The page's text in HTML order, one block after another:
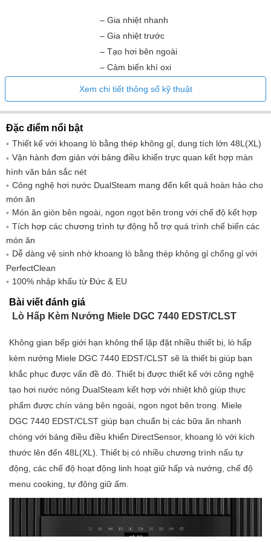
– Gia nhiệt nhanh
– Gia nhiệt trước
– Tạo hơi bên ngoài
– Cảm biến khí oxi
– Chuẩn bị bữa ăn với "Mix & Match"
điều điều chỉnh cá nhân
– Giữ ấm
Chế độ hoạt động
– Rã đông
– Các chương trình tự động dành riêng
– Nấu ăn kết hợp
– Nấu ăn kết hợp với nhiệt thông thường
– Nấu bằng hơi nước
– Nấu chậm Sous-vide
– Hâm nóng
– Rang với độ ẩm
– Chế độ hoạt động nướng
– Nướng
– Nướng tiết kiệm
– Chế độ không khí nóng Fan+
– Nướng chuyên sâu
– Chế độ làm bánh
– Nhiệt ở mặt dưới
Xem chi tiết thông số kỹ thuật
Đặc điểm nổi bật
Thiết kế với khoang lò bằng thép không gỉ, dung tích lớn 48L(XL)
Vận hành đơn giản với bảng điều khiển trực quan kết hợp màn
hình văn bản sắc nét
Công nghệ hơi nước DualSteam mang đến kết quả hoàn hảo cho
món ăn
Món ăn giòn bên ngoài, ngon ngọt bên trong với chế độ kết hợp
Tích hợp các chương trình tự động hỗ trợ quá trình chế biến các
món ăn
Dễ dàng vệ sinh nhờ khoang lò bằng thép không gỉ chống gỉ với
PerfectClean
100% nhập khẩu từ Đức & EU
Bài viết đánh giá
Lò Hấp Kèm Nướng Miele DGC 7440 EDST/CLST
Không gian bếp giới hạn không thể lặp đặt nhiều thiết bị, lò hấp
kèm nướng Miele DGC 7440 EDST/CLST sẽ là thiết bị giúp bạn
khắc phục được vấn đề đó. Thiết bị được thiết kế với công nghệ
tạo hơi nước nóng DualSteam kết hợp với nhiệt khô giúp thực
phẩm được chín vàng bên ngoài, ngon ngot bên trong. Miele
DGC 7440 EDST/CLST giúp bạn chuẩn bị các bữa ăn nhanh
chóng với bảng điều điều khiển DirectSensor, khoang lò với kích
thước lên đến 48L(XL). Thiết bị có nhiều chương trình nấu tự
động, các chế độ hoạt động linh hoạt giữ hấp và nướng, chế độ
menu cooking, tự động giữ ấm.